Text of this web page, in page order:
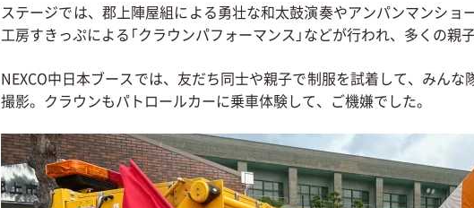
ステージでは、郡上陣屋組による勇壮な和太鼓演奏やアンパンマンショ
工房すきっぷによる「クラウンパフォーマンス」などが行われ、多くの親
NEXCO中日本ブースでは、友だち同士や親子で制服を試着して、みん
撮影。クラウンもパトロールカーに乗車体験して、ご機嫌でした。